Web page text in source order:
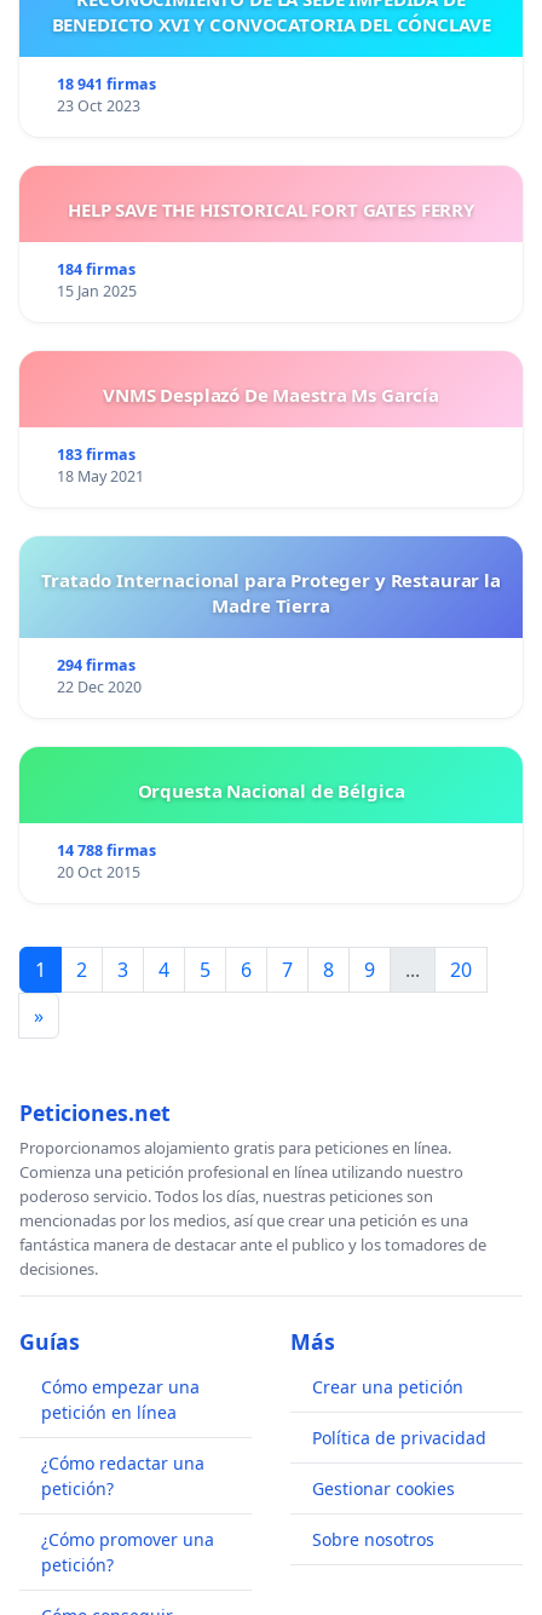
BENEDICTO XVI Y CONVOCATORIA DEL CÓNCLAVE
18 941 firmas
23 Oct 2023
HELP SAVE THE HISTORICAL FORT GATES FERRY
184 firmas
15 Jan 2025
VNMS Desplazó De Maestra Ms García
183 firmas
18 May 2021
Tratado Internacional para Proteger y Restaurar la
Madre Tierra
294 firmas
22 Dec 2020
Orquesta Nacional de Bélgica
14 788 firmas
20 Oct 2015
1 2 3 4 5 6 7 8 9 ...
20
»
Peticiones.net
Proporcionamos alojamiento gratis para peticiones en línea.
Comienza una petición profesional en línea utilizando nuestro
poderoso servicio. Todos los días, nuestras peticiones son
mencionadas por los medios, así que crear una petición es una
fantástica manera de destacar ante el publico y los tomadores de
decisiones.
Guías
Cómo empezar una
petición en línea
¿Cómo redactar una
petición?
¿Cómo promover una
petición?
Más
Crear una petición
Política de privacidad
Gestionar cookies
Sobre nosotros